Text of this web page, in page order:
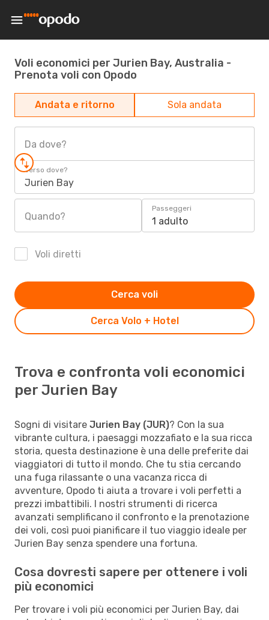
Voli economici per Jurien Bay, Australia -
Prenota voli con Opodo
Andata e ritorno Sola andata
Da dove?
Verso dove?
Jurien Bay
Quando?
Passeggeri
1 adulto
Voli diretti
Cerca Volo + Hotel
Cerca voli
Trova e confronta voli economici
per Jurien Bay
Sogni di visitare Jurien Bay (JUR)? Con la sua
vibrante cultura, i paesaggi mozzafiato e la sua ricca
storia, questa destinazione è una delle preferite dai
viaggiatori di tutto il mondo. Che tu stia cercando
una fuga rilassante o una vacanza ricca di
avventure, Opodo ti aiuta a trovare i voli perfetti a
prezzi imbattibili. I nostri strumenti di ricerca
avanzati semplificano il confronto e la prenotazione
dei voli, così puoi pianificare il tuo viaggio ideale per
Jurien Bay senza spendere una fortuna.
Cosa dovresti sapere per ottenere i voli
più economici
Per trovare i voli più economici per Jurien Bay, dai